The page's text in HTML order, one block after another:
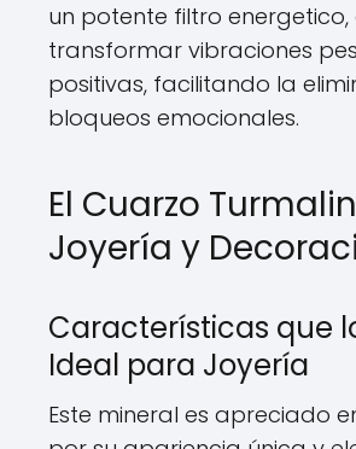
un potente filtro
transformar vibraciones
positivas, facilitando la
bloqueos emocionales.
El Cuarzo
Joyería y
Características que
Ideal para Joyería
Este mineral es apreciado